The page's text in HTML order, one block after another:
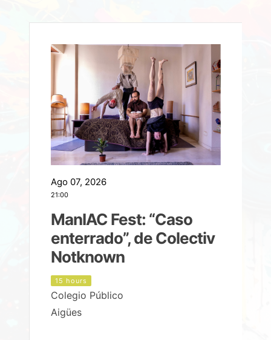
Ago 07, 2026
21:00
ManIAC Fest: “Caso
enterrado”, de Colectiv
Notknown
15 hours
Colegio Público
Aigües